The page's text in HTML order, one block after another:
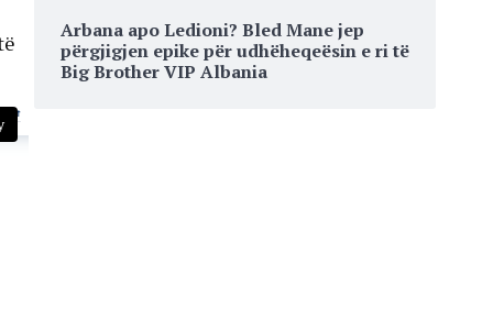
Arbana apo Ledioni? Bled Mane jep
përgjigjen epike për udhëheqeësin e ri të
Big Brother VIP Albania